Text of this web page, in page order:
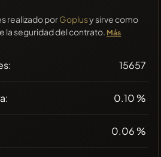
realizado porGoplusy sirve como
la seguridad del contrato. Más
15657
0.10 %
0.06 %